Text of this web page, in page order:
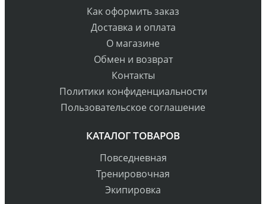
Как оформить заказ
Доставка и оплата
О магазине
Обмен и возврат
Контакты
Политики конфиденциальности
Пользовательское соглашение
КАТАЛОГ ТОВАРОВ
Повседневная
Тренировочная
Экипировка